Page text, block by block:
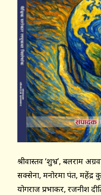
श्रीवास्तव ‘शुभ्र’, बलराम
सक्सेना, मनोरमा पंत, महेंद्र
योगराज प्रभाकर, रजनीश